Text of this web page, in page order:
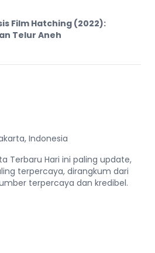
Film Hatching (2022):
Telur Aneh
Indonesia
Terbaru Hari ini paling update,
terpercaya, dirangkum dari
terpercaya dan kredibel.